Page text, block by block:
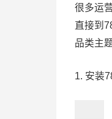
很多运
直接到
品类主
1. 安装